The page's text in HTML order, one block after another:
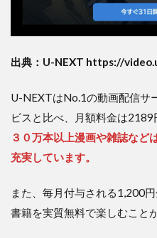
ットフリック
ス）
3.2.1
ット】
3.2.2
【デメ
リッ
ト】
③Hulu（フ
ールー）
出典：U-NEXT https://
U-NEXTはNo.1の動画配信サ
ビスと比べ、月額料金は2189
３０万本以上漫画や雑誌など
充実しています。
また、毎月付与される1,200
書籍を実質無料で楽しむこと